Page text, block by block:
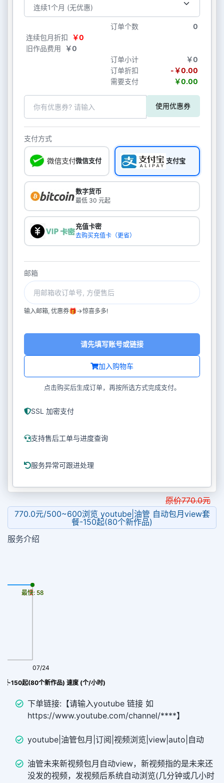
订单个数
0
连续包月折扣
￥0
旧作品费用
￥0
订单小计
￥0
订单折扣
-￥0.00
需要支付
￥0.00
使用优惠券
支付方式
微信支付 支付宝
数字货币
最低 30 元起
充值卡密
去购买充值卡（更省）
邮箱
输入邮箱, 优惠券🎁->惊喜多多!
加入购物车
请先填写账号或链接
点击购买后生成订单，再按所选方式完成支付。
SSL 加密支付
支持售后工单与进度查询
服务异常可跟进处理
原价770.0元
770.0元/500~600浏览 youtube|油管 自动包月view套
餐-150起(80个新作品)
服务介绍
-150起(80个新作品) 速度 (个/小时)
07/24
最慢: 58
最快: 58
下单链接:【请输入youtube 链接 如
https://www.youtube.com/channel/****】
youtube|油管包月|订阅|视频浏览|view|auto|自动
油管未来新视频包月自动view，新视频指的是未来还
没发的视频，发视频后系统自动浏览(几分钟或几小时